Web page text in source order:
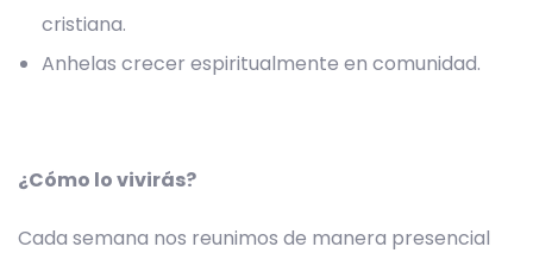
cristiana.
Anhelas crecer espiritualmente en comunidad.
¿Cómo lo vivirás?
Cada semana nos reunimos de manera presencial